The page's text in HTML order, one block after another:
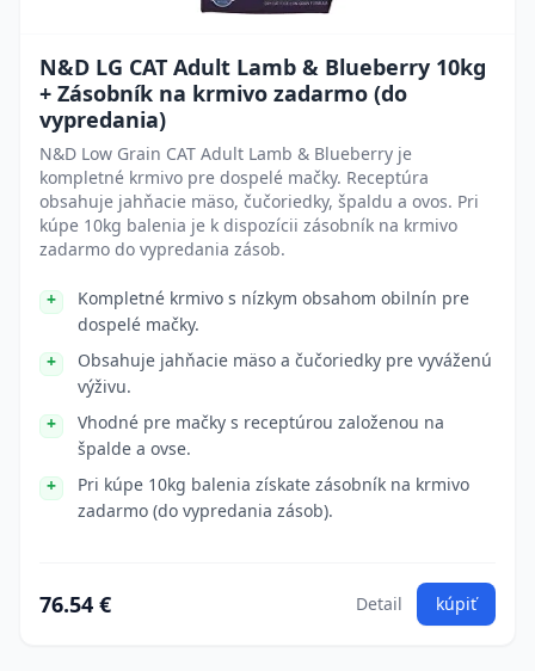
N&D LG CAT Adult Lamb & Blueberry 10kg
+ Zásobník na krmivo zadarmo (do
vypredania)
N&D Low Grain CAT Adult Lamb & Blueberry je
kompletné krmivo pre dospelé mačky. Receptúra
obsahuje jahňacie mäso, čučoriedky, špaldu a ovos. Pri
kúpe 10kg balenia je k dispozícii zásobník na krmivo
zadarmo do vypredania zásob.
Kompletné krmivo s nízkym obsahom obilnín pre
dospelé mačky.
Obsahuje jahňacie mäso a čučoriedky pre vyváženú
výživu.
Vhodné pre mačky s receptúrou založenou na
špalde a ovse.
Pri kúpe 10kg balenia získate zásobník na krmivo
zadarmo (do vypredania zásob).
76.54 € Detail kúpiť